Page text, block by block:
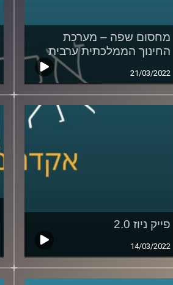
מחסום שפה – מערכת
החינוך הממלכתית ערבית
21/03/2022
פייק ניוז 2.0
14/03/2022